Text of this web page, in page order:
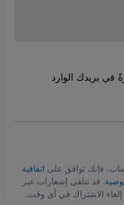
في بريدك الوارد
فإنك توافق على اتفاقية
. قد تتلقى إشعارات عبر
إلغاء الاشتراك في أي وقت.